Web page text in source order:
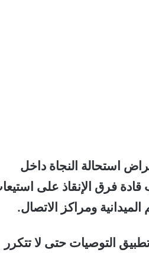
استحالة النجاة داخل
تعزيز تدريب قادة فرق الإنقاذ على
ومراكز الاتصال.
التوصيات حتى لا تتكرر